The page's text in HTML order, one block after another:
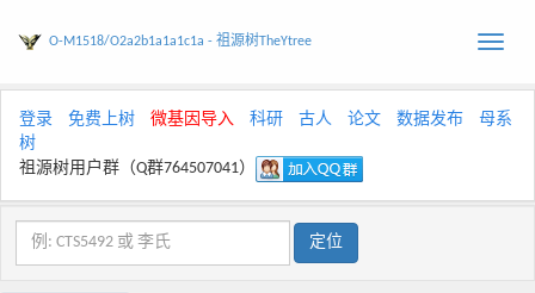
Toggle
O-M1518/O2a2b1a1a1c1a - 祖源树TheYtree
登录 免费上树 微基因导入 科研 古人 论文 数据发布
母系
树
祖源树用户群（Q群764507041）